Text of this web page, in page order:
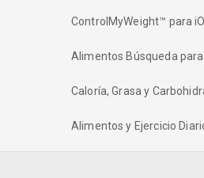
ControlMyWeight™ para
Alimentos Búsqueda
Caloría, Grasa y
Alimentos y Ejercicio